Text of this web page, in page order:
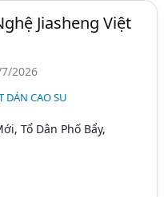
Jiasheng Việt
2026
DÁN CAO SU
Tổ Dân Phố Bẩy,